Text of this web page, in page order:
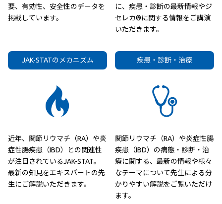
要、有効性、安全性のデータを
掲載しています。
に、疾患・診断の最新情報やジ
セレカ®に関する情報をご講演
いただきます。
JAK-STATのメカニズム
近年、関節リウマチ（RA）や炎
症性腸疾患（IBD）との関連性
が注目されているJAK-STAT。
最新の知見をエキスパートの先
生にご解説いただきます。
疾患・診断・治療
関節リウマチ（RA）や炎症性腸
疾患（IBD）の病態・診断・治
療に関する、最新の情報や様々
なテーマについて先生による分
かりやすい解説をご覧いただけ
ます。